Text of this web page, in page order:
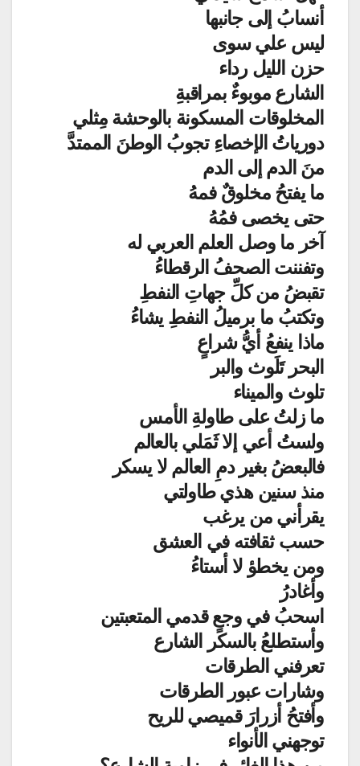
أنسابُ إلى جانبها
ليس علي سوى
حزن الليل رداء
الشارع موبوءٌ بمراقبةِ
المخلوقات المسكونة بالوحشة مِثلي
دورياتُ الإخصاءِ تجوبُ الوطنَ الممتدَّ
منَ الدم إلى الدم
ما يفتحُ مخلوقٌ فمهُ
حتى يخصى فمُهُ
آخر ما وصل العلم العربي له
وتفننت الصحفُ الرقطاءُ
تقبضُ من كلِّ جهاتِ النفطِ
وتكتبُ ما برميلُ النفطِ يشاءُ
ماذا ينفعُ أيُّ شراعٍ
البحر تَلَوث والبر
تلوث والميناء
ما زلتُ على طاولةِ الأمس
ولستُ أعي إلا ثَمَلي بالعالم
فالبعضُ بغير دمِ العالم لا يسكر
منذ سنين هذي طاولتي
يقرأني من يرغب
حسب ثقافته في العشق
ومن يخطؤ لا أستاءُ
وأغادرُ
اسحبُ في وجعٍ قدمي المتعبتين
وأستطلعُ بالسكر الشارع
تعرفني الطرقات
وشارات عبور الطرقات
وأفتحُ أزرارَ قميصي للريح
توجهني الأنواء